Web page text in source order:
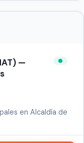
—
en Alcaldía de